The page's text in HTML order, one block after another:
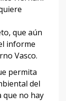
que aún
informe
Vasco.
permita
del
que no hay